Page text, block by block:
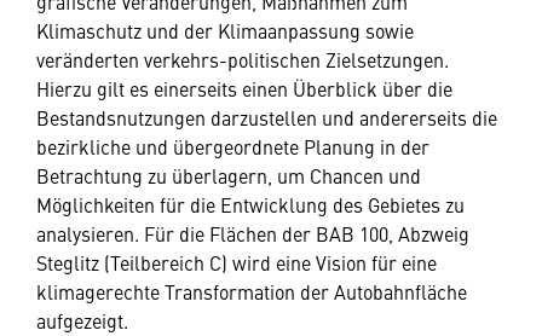
Klimaschutz und der Klimaanpassung sowie
veränderten verkehrs-politischen Zielsetzungen.
Hierzu gilt es einerseits einen Überblick über die
Bestandsnutzungen darzustellen und andererseits die
bezirkliche und übergeordnete Planung in der
Betrachtung zu überlagern, um Chancen und
Möglichkeiten für die Entwicklung des Gebietes zu
analysieren. Für die Flächen der BAB 100, Abzweig
Steglitz (Teilbereich C) wird eine Vision für eine
klimagerechte Transformation der Autobahnfläche
aufgezeigt.